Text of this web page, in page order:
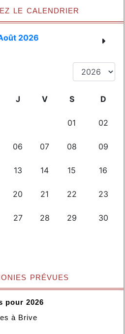
le calendrier
prévues
pour 2026
à Brive